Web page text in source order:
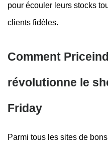
pour écouler leurs stocks
clients fidèles.
Comment
révolutionne le
Friday
Parmi tous les sites de